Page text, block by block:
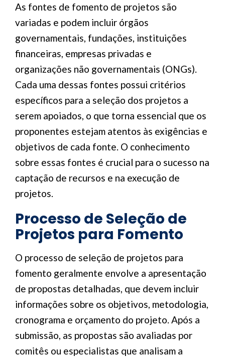
As fontes de fomento de projetos são
variadas e podem incluir órgãos
governamentais, fundações, instituições
financeiras, empresas privadas e
organizações não governamentais (ONGs).
Cada uma dessas fontes possui critérios
específicos para a seleção dos projetos a
serem apoiados, o que torna essencial que os
proponentes estejam atentos às exigências e
objetivos de cada fonte. O conhecimento
sobre essas fontes é crucial para o sucesso na
captação de recursos e na execução de
projetos.
Processo de Seleção de
Projetos para Fomento
O processo de seleção de projetos para
fomento geralmente envolve a apresentação
de propostas detalhadas, que devem incluir
informações sobre os objetivos, metodologia,
cronograma e orçamento do projeto. Após a
submissão, as propostas são avaliadas por
comitês ou especialistas que analisam a